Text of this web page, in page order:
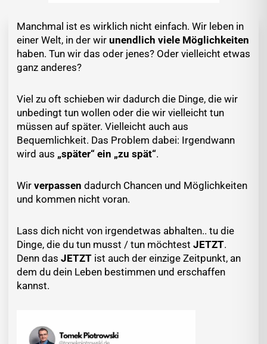
Manchmal ist es wirklich nicht einfach. Wir leben in
einer Welt, in der wir unendlich viele Möglichkeiten
haben. Tun wir das oder jenes? Oder vielleicht etwas
ganz anderes?
Viel zu oft schieben wir dadurch die Dinge, die wir
unbedingt tun wollen oder die wir vielleicht tun
müssen auf später. Vielleicht auch aus
Bequemlichkeit. Das Problem dabei: Irgendwann
wird aus „später“ ein „zu spät“.
Wir verpassen dadurch Chancen und Möglichkeiten
und kommen nicht voran.
Lass dich nicht von irgendetwas abhalten.. tu die
Dinge, die du tun musst / tun möchtest JETZT.
Denn das JETZT ist auch der einzige Zeitpunkt, an
dem du dein Leben bestimmen und erschaffen
kannst.